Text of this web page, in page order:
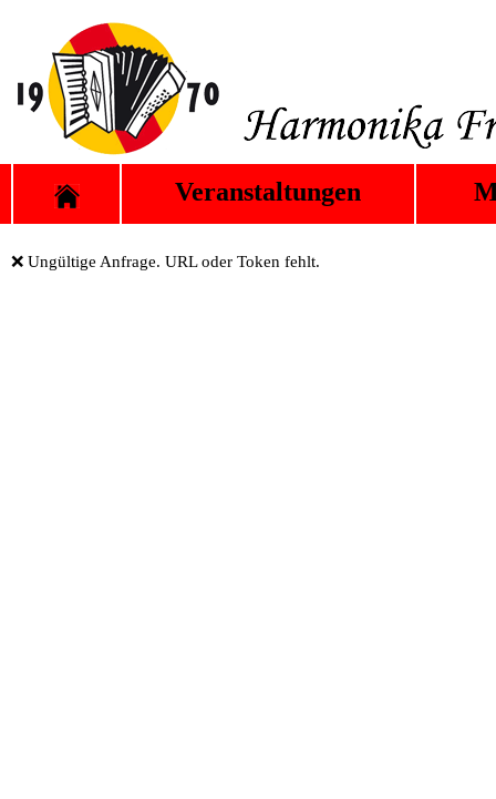
Veranstaltungen
❌ Ungültige Anfrage. URL oder Token fehlt.